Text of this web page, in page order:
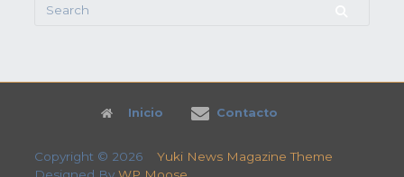
Search
Inicio Contacto
Copyright © 2026 Yuki News Magazine Theme